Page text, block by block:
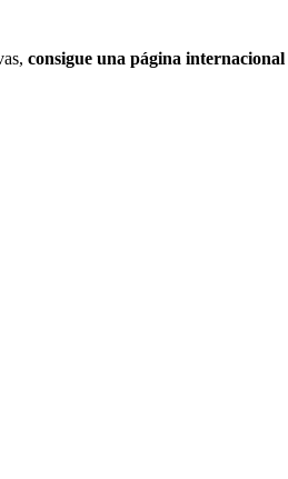
consigue una página internacional